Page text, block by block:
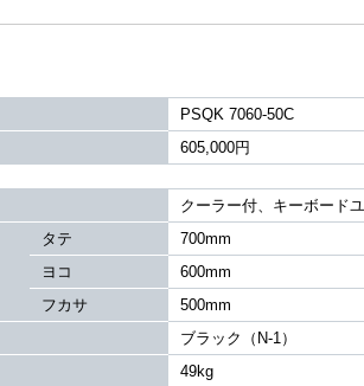
PSQK 7060-50C
605,000円
クーラー付、キーボード
タテ
700mm
ヨコ
600mm
フカサ
500mm
ブラック（N-1）
49kg